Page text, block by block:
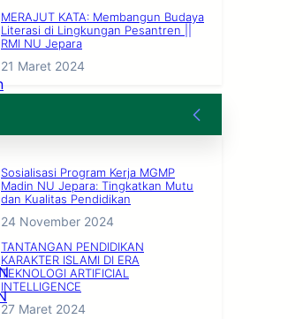
MERAJUT KATA: Membangun Budaya
Literasi di Lingkungan Pesantren ||
RMI NU Jepara
21 Maret 2024
Sosialisasi Program Kerja MGMP
Madin NU Jepara: Tingkatkan Mutu
dan Kualitas Pendidikan
24 November 2024
TANTANGAN PENDIDIKAN
KARAKTER ISLAMI DI ERA
TEKNOLOGI ARTIFICIAL
INTELLIGENCE
27 Maret 2024